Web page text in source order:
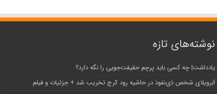
نوشته‌های تازه
یادداشت| ‌چه کسی باید پرچم حقیقت‌جویی را نگه دارد؟
اَبَر‌ویلای شخص ذی‌نفوذ در حاشیه‌ رود کرج تخریب شد + جزئیات و فیلم